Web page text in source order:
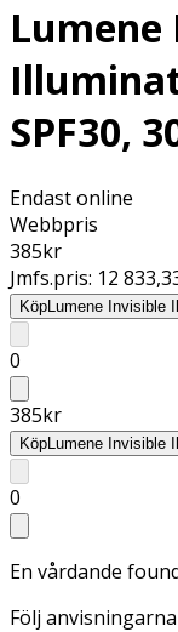
Lumene
SPF30,
Endast online
Webbpris
385kr
Jmfs.pris: 12
KöpLumene Invisible
0
385kr
KöpLumene Invisible
0
En vårdande
Följ